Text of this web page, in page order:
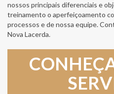
nossos principais diferenciais e
treinamento o aperfeiçoamento
processos e de nossa equipe.
Nova Lacerda.